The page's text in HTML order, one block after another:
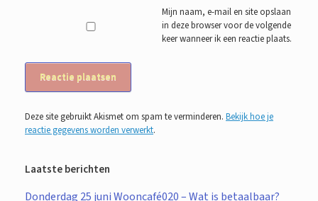
Mijn naam, e-mail en site opslaan
in deze browser voor de volgende
keer wanneer ik een reactie plaats.
Deze site gebruikt Akismet om spam te verminderen. Bekijk hoe je
reactie gegevens worden verwerkt.
Laatste berichten
Donderdag 25 juni Wooncafé020 – Wat is betaalbaar?